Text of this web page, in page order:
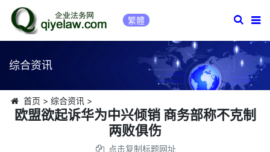
繁體
综合资讯
首页 > 综合资讯>
欧盟欲起诉华为中兴倾销 商务部称不克制
两败俱伤
点击复制标题网址